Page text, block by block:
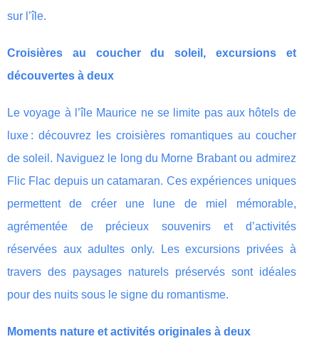
sur l’île.
Croisières au coucher du soleil, excursions et
découvertes à deux
Le voyage à l’île Maurice ne se limite pas aux hôtels de
luxe : découvrez les croisières romantiques au coucher
de soleil. Naviguez le long du Morne Brabant ou admirez
Flic Flac depuis un catamaran. Ces expériences uniques
permettent de créer une lune de miel mémorable,
agrémentée de précieux souvenirs et d’activités
réservées aux adultes only. Les excursions privées à
travers des paysages naturels préservés sont idéales
pour des nuits sous le signe du romantisme.
Moments nature et activités originales à deux